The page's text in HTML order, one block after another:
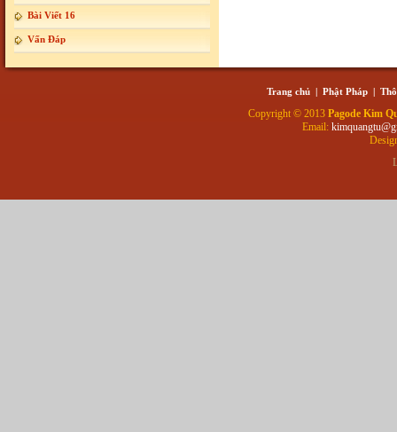
Bài Viết 16
Vấn Đáp
Trang chủ | Phật Pháp |
Copyright © 2013 Pagode Kim
Email: